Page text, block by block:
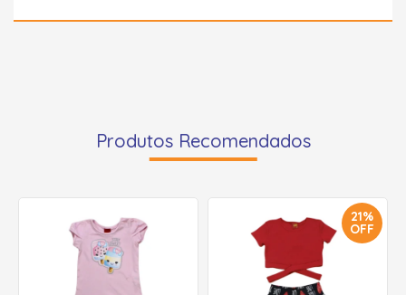
Produtos Recomendados
21%
OFF